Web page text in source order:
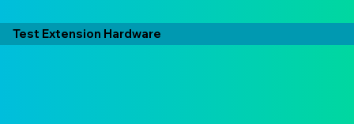
Test Extension Hardware